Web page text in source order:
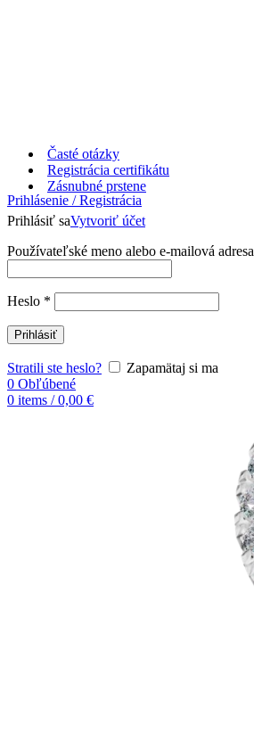
Časté otázky
Registrácia certifikátu
Prihlásenie / Registrácia
Prihlásiť saVytvoriť účet
Používateľské meno alebo e-mailová adresa
Heslo *
Prihlásiť
Stratili ste heslo?
Zapamätaj si ma
0 Obľúbené
0 items / 0,00 €
Zásnubné prstene